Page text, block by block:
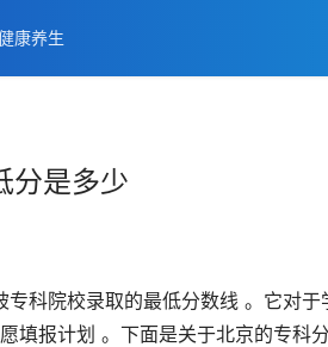
康养生
分是多少
科院校录取的最低分数线 。它对
填报计划 。下面是关于北京的专科